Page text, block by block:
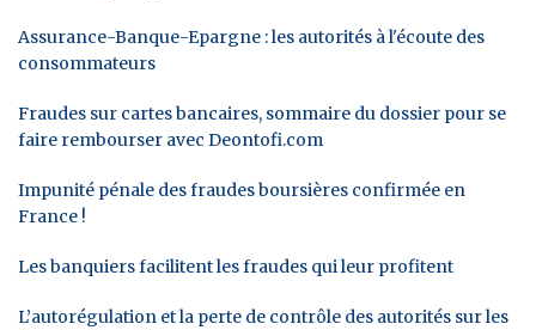
Assurance-Banque-Epargne : les autorités à l'écoute des
consommateurs
Fraudes sur cartes bancaires, sommaire du dossier pour se
faire rembourser avec Deontofi.com
Impunité pénale des fraudes boursières confirmée en
France !
Les banquiers facilitent les fraudes qui leur profitent
L’autorégulation et la perte de contrôle des autorités sur les